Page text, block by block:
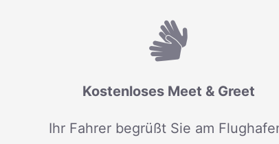
Kostenloses Meet & Greet
Ihr Fahrer begrüßt Sie am